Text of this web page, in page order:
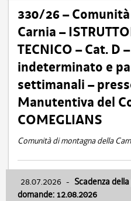
330/26 –
Carnia –
TECNICO – Cat. D
indeterminato e
settimanali –
Manutentiva del
COMEGLIANS
Comunità di montagna della
28.07.2026 - Scadenza
domande: 12.08.2026